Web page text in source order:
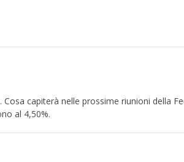
capiterà nelle prossime riunioni della
al 4,50%.